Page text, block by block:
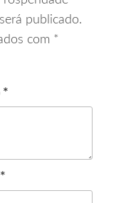
publicado.
com *
*
*